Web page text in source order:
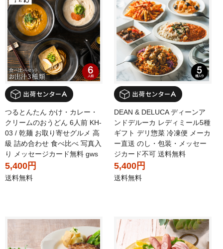
つるとんたん かけ・カレー・
クリームのおうどん 6人前 KH-
03 / 乾麺 お取り寄せグルメ 高
級 詰め合わせ 食べ比べ 写真入
り メッセージカード無料 gws
5,400円
送料無料
DEAN & DELUCA ディーンア
ンドデルーカ レディミール5種
ギフト デリ惣菜 冷凍便 メーカ
ー直送 のし・包装・メッセー
ジカード不可 送料無料
5,400円
送料無料